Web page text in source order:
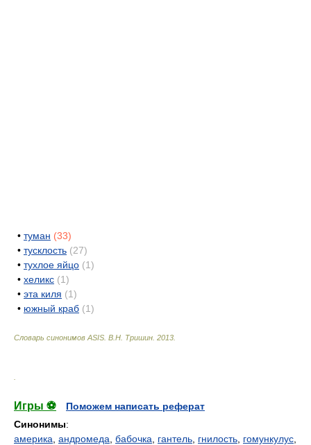
• туман (33)
• тусклость (27)
• тухлое яйцо (1)
• хеликс (1)
• эта киля (1)
• южный краб (1)
Словарь синонимов ASIS. В.Н. Тришин 2013
Игры ⚽
Поможем написать реферат
Синонимы:
америка андромеда бабочка гантель гнилость гомункулус